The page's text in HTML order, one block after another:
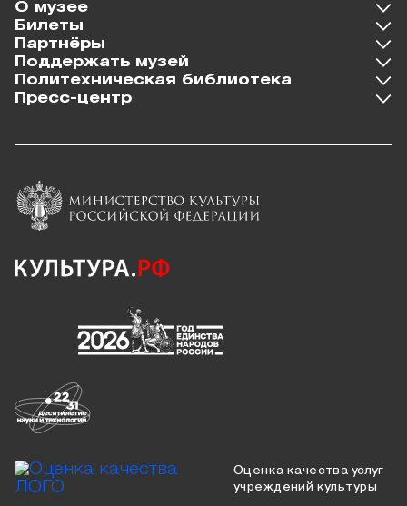
О музее
Билеты
Партнёры
Поддержать музей
Политехническая библиотека
Пресс-центр
Оценка качества услуг
учреждений культуры